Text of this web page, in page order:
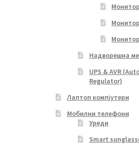
Надворешна
UPS & AVR
Regulator)
Лаптоп компјутери
Мобилни телефони
Уреди
Smart